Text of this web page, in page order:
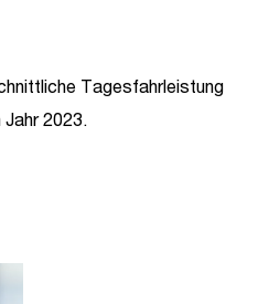
Tagesfahrleistung
2023.